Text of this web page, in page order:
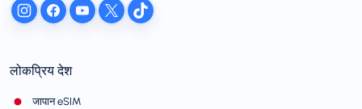
लोकप्रिय देश
जापान eSIM